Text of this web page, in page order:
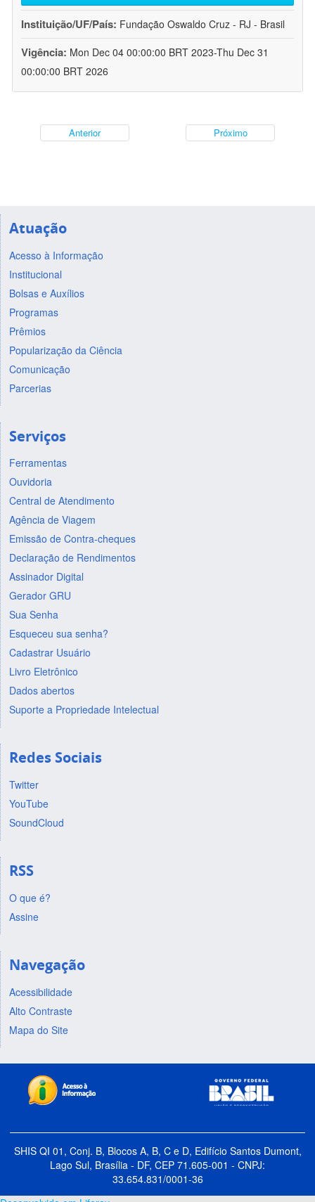
Instituição/UF/País: Fundação Oswaldo Cruz - RJ - Brasil
Vigência: Mon Dec 04 00:00:00 BRT 2023-Thu Dec 31
00:00:00 BRT 2026
Anterior Próximo
Atuação
Acesso à Informação
Institucional
Bolsas e Auxílios
Programas
Prêmios
Popularização da Ciência
Comunicação
Parcerias
Serviços
Ferramentas
Ouvidoria
Central de Atendimento
Agência de Viagem
Emissão de Contra-cheques
Declaração de Rendimentos
Assinador Digital
Gerador GRU
Sua Senha
Esqueceu sua senha?
Cadastrar Usuário
Livro Eletrônico
Dados abertos
Suporte a Propriedade Intelectual
Redes Sociais
Twitter
YouTube
SoundCloud
RSS
O que é?
Assine
Navegação
Acessibilidade
Alto Contraste
Mapa do Site
SHIS QI 01, Conj. B, Blocos A, B, C e D, Edifício Santos Dumont,
Lago Sul, Brasília - DF, CEP 71.605-001 - CNPJ:
33.654.831/0001-36